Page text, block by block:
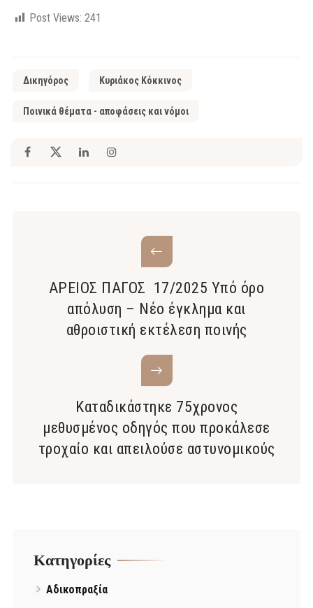
Post Views: 241
Δικηγόρος Κυριάκος Κόκκινος
Ποινικά θέματα - αποφάσεις και νόμοι
ΑΡΕΙΟΣ ΠΑΓΟΣ 17/2025 Υπό όρο
απόλυση – Νέο έγκλημα και
αθροιστική εκτέλεση ποινής
Καταδικάστηκε 75χρονος
μεθυσμένος οδηγός που προκάλεσε
τροχαίο και απειλούσε αστυνομικούς
Kατηγορίες
Αδικοπραξία